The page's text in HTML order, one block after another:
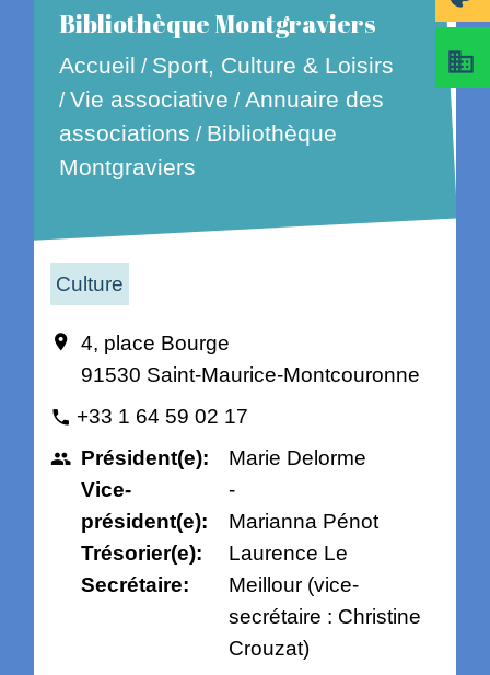
Bibliothèque Montgraviers
Accueil / Sport, Culture & Loisirs
/Vie associative /Annuaire des
associations / Bibliothèque
Montgraviers
Culture
location_on
4, place Bourge
91530 Saint-Maurice-Montcouronne
phone +33 1 64 59 02 17
people Président(e):
Vice-
président(e):
Trésorier(e):
Secrétaire:
Marie Delorme
-
Marianna Pénot
Laurence Le
Meillour (vice-
secrétaire : Christine
Crouzat)
business